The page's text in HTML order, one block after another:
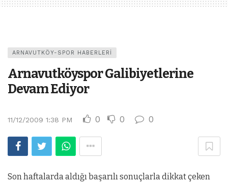
ARNAVUTKÖY-SPOR HABERLERI
Arnavutköyspor Galibiyetlerine
Devam Ediyor
11/12/2009 1:38 PM 0 0 0
Son haftalarda aldığı başarılı sonuçlarla dikkat çeken